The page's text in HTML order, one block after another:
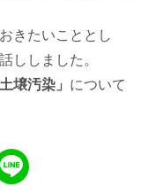
きたいこととし
ししました。
土壌汚染」 について